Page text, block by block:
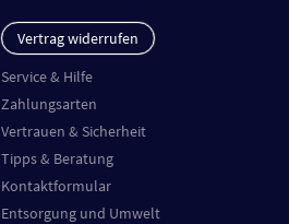
Vertrag widerrufen
Service & Hilfe
Zahlungsarten
Vertrauen & Sicherheit
Tipps & Beratung
Kontaktformular
Entsorgung und Umwelt